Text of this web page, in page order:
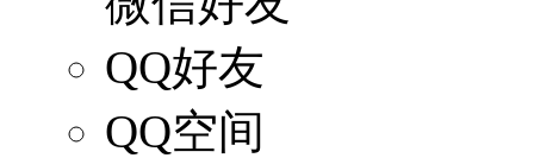
QQ好友
QQ空间